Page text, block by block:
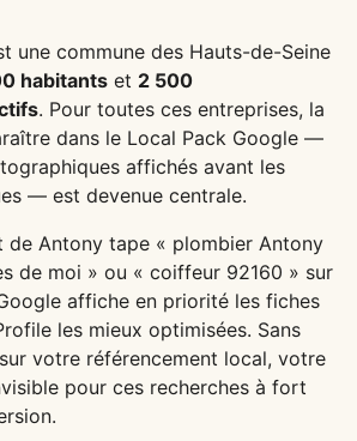
une commune des Hauts-de-Seine
habitants et 2 500
. Pour toutes ces entreprises, la
dans le Local Pack Google —
affichés avant les
— est devenue centrale.
de Antony tape « plombier Antony
de moi » ou « coiffeur 92160 » sur
affiche en priorité les fiches
les mieux optimisées. Sans
votre référencement local, votre
pour ces recherches à fort